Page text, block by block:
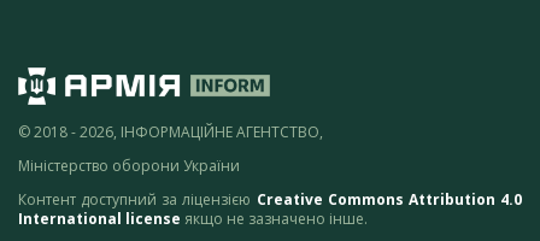
© 2018 - 2026, ІНФОРМАЦІЙНЕ АГЕНТСТВО,
Міністерство оборони України
Контент доступний за ліцензією Creative Commons Attribution 4.0
International license якщо не зазначено інше.